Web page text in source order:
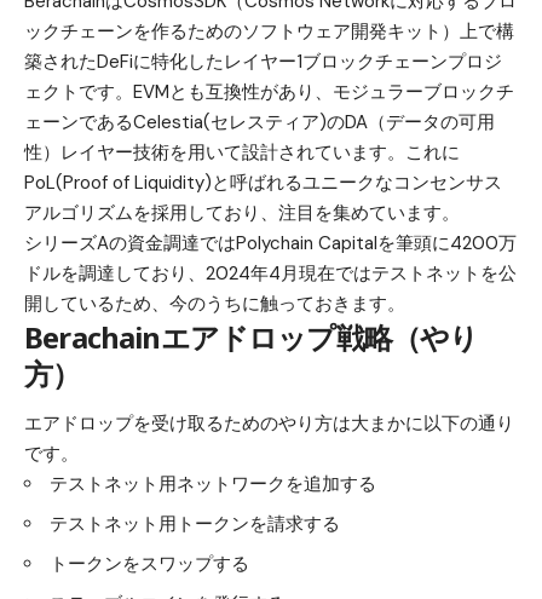
ックチェーンを作るためのソフトウェア開発キット）上で構
築されたDeFiに特化したレイヤー1ブロックチェーンプロジ
ェクトです。EVMとも互換性があり、モジュラーブロックチ
ェーンであるCelestia(セレスティア)のDA（データの可用
性）レイヤー技術を用いて設計されています。これに
PoL(Proof of Liquidity)と呼ばれるユニークなコンセンサス
アルゴリズムを採用しており、注目を集めています。
シリーズAの資金調達ではPolychain Capitalを筆頭に4200万
ドルを調達しており、2024年4月現在ではテストネットを公
開しているため、今のうちに触っておきます。
Berachainエアドロップ戦略（やり
方）
エアドロップを受け取るためのやり方は大まかに以下の通り
です。
テストネット用ネットワークを追加する
テストネット用トークンを請求する
トークンをスワップする